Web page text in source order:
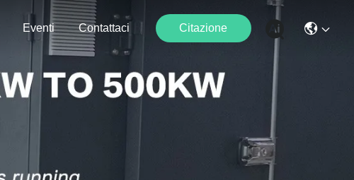
Eventi Contattaci Citazione